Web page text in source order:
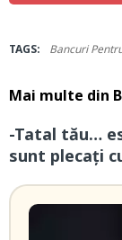
TAGS: Bancuri
Mai multe din
-Tatal tău…
sunt plecați